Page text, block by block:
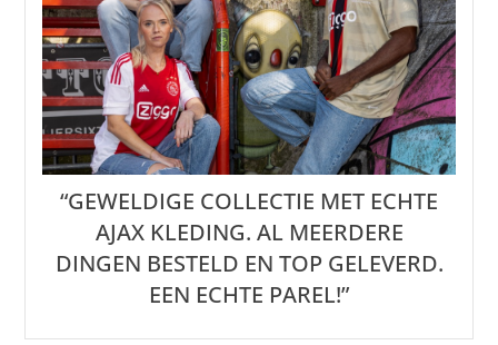
“GEWELDIGE COLLECTIE MET ECHTE
AJAX KLEDING. AL MEERDERE
DINGEN BESTELD EN TOP GELEVERD.
EEN ECHTE PAREL!”